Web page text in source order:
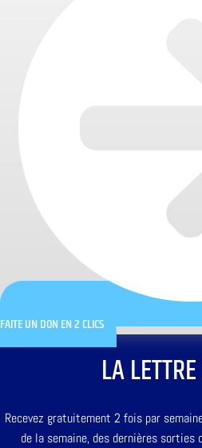
FAITE UN DON EN 2 CLICS
LA
Recevez gratuitement 2 fois par
de la semaine, des dernières sorties